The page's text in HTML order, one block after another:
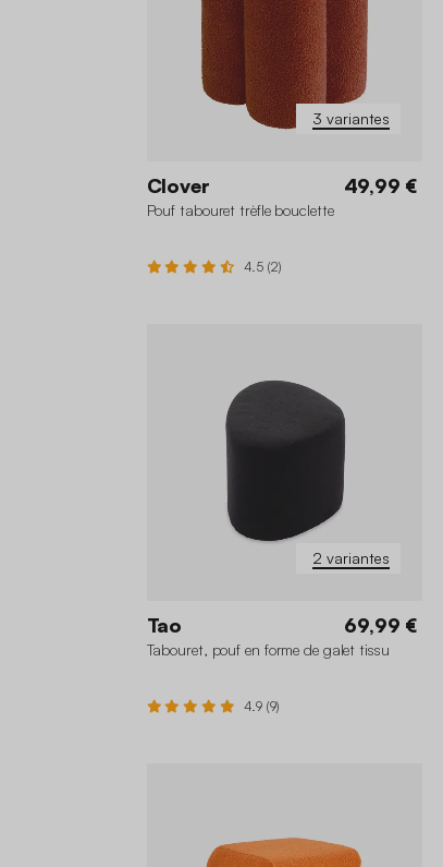
3 variantes
Clover 49,99 €
Pouf tabouret trèfle bouclette
4.5 (2)
2 variantes
Tao 69,99 €
Tabouret, pouf en forme de galet tissu
4.9 (9)